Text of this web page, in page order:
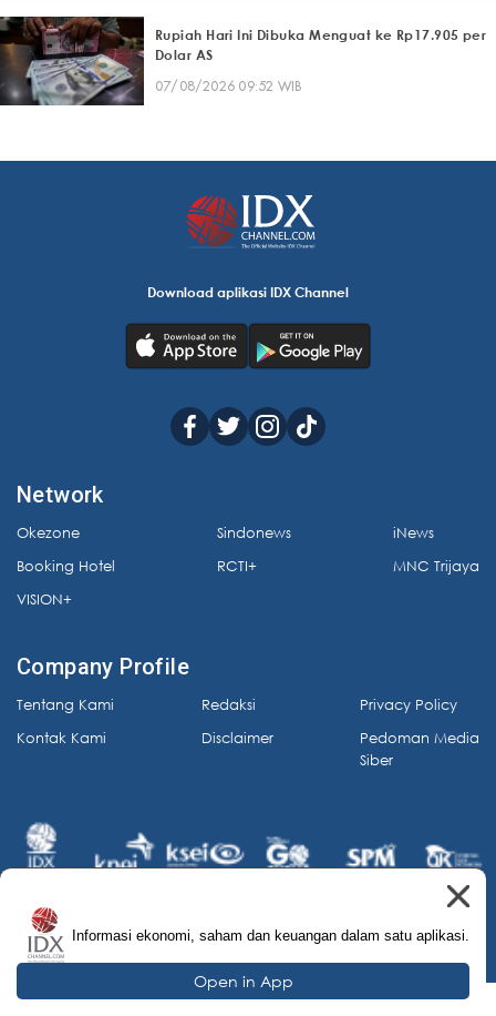
Rupiah Hari Ini Dibuka Menguat ke Rp17.905 per
Dolar AS
07/08/2026 09:52 WIB
Download aplikasi IDX Channel
Network
Okezone
Booking Hotel
VISION+
Sindonews
RCTI+
iNews
MNC Trijaya
Company Profile
Tentang Kami
Kontak Kami
Redaksi
Disclaimer
Privacy Policy
Pedoman Media
Siber
© 2026 IDX Channel. All Rights Reserved.
Informasi ekonomi, saham dan keuangan dalam satu aplikasi.
Open in App